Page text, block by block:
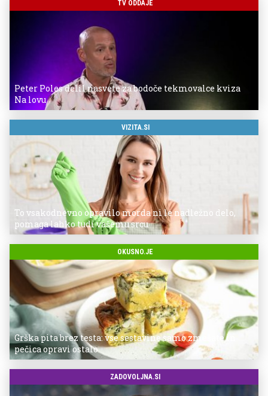
TV ODDAJE
Peter Poles delil nasvete za bodoče tekmovalce kviza
Na lovu
VIZITA.SI
To vsakodnevno opravilo morda ni le nadležno delo,
pomaga lahko tudi vašemu srcu
OKUSNO.JE
Grška pita brez testa: vse sestavine samo zmešate in
pečica opravi ostalo
ZADOVOLJNA.SI